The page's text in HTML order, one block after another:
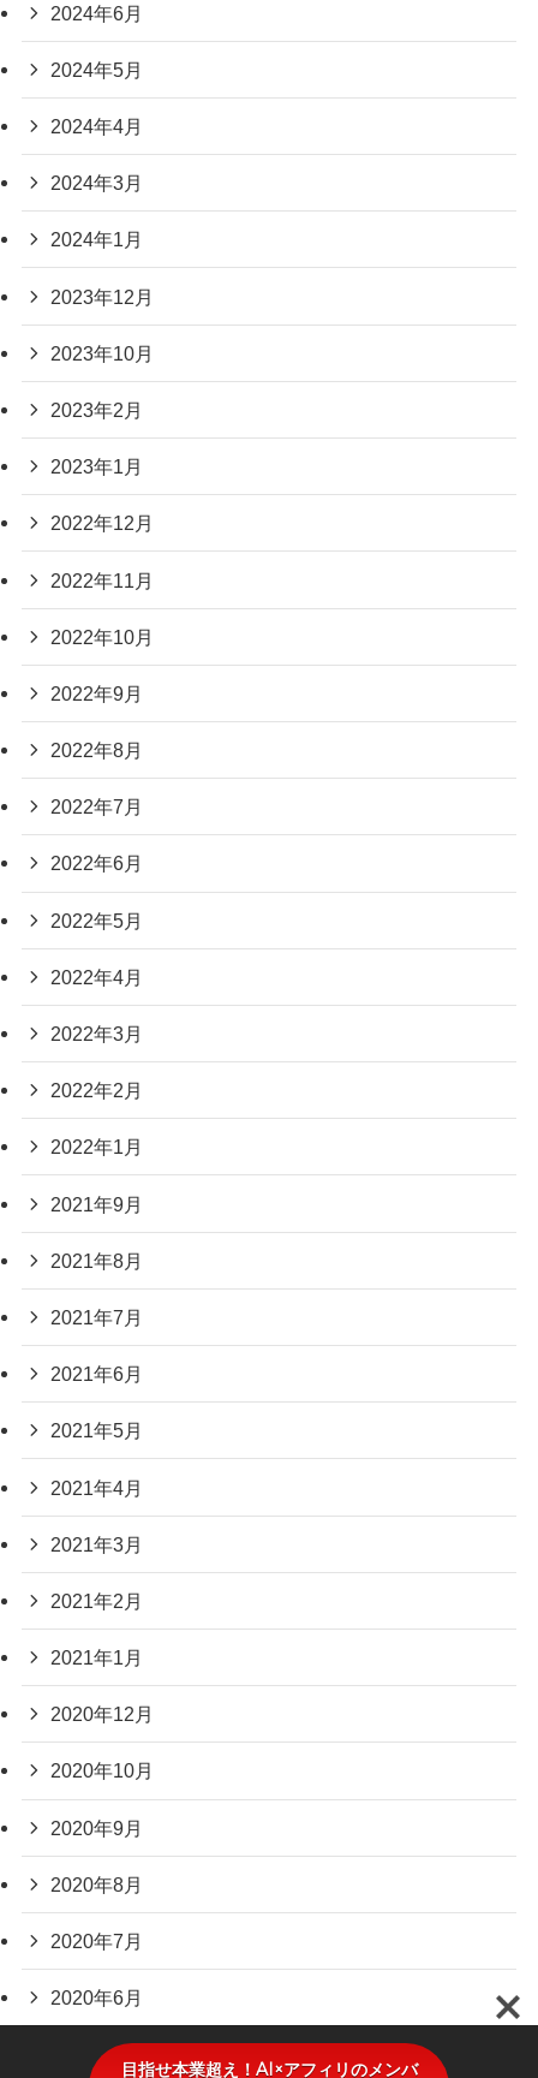
2024年6月
2024年5月
2024年4月
2024年3月
2024年1月
2023年12月
2023年10月
2023年2月
2023年1月
2022年12月
2022年11月
2022年10月
2022年9月
2022年8月
2022年7月
2022年6月
2022年5月
2022年4月
2022年3月
2022年2月
2022年1月
2021年9月
2021年8月
2021年7月
2021年6月
2021年5月
2021年4月
2021年3月
2021年2月
2021年1月
2020年12月
2020年10月
2020年9月
2020年8月
2020年7月
2020年6月
目指せ本業超え！AI×アフィリのメンバ